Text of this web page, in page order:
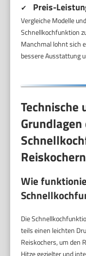
✔ Preis-
Vergleiche Modelle
Schnellkochfunktion
Manchmal lohnt sich
bessere Ausstattung
Technische
Reiskochern
Wie
Die
teils einen leichten
Reiskochers, um den
Hitze gezielter und